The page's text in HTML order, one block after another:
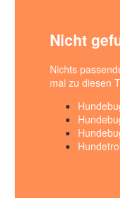
Nicht
Nichts
mal zu diesen